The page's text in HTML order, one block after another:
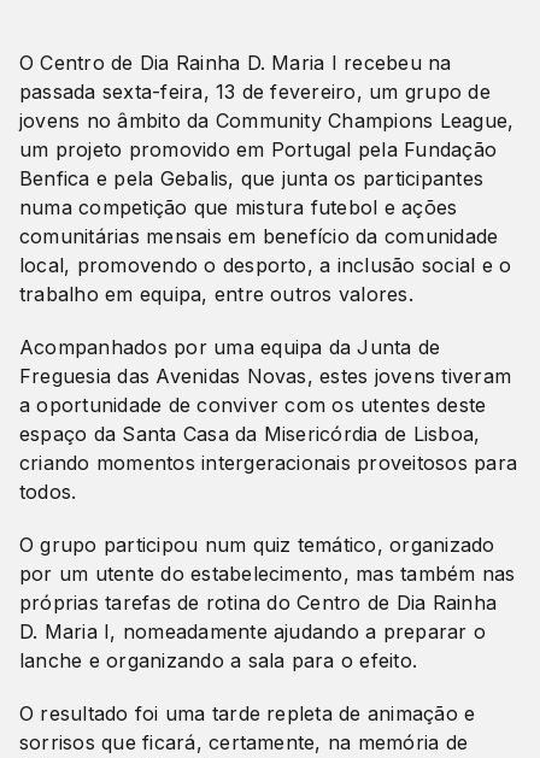
O Centro de Dia Rainha D. Maria I recebeu na
passada sexta-feira, 13 de fevereiro, um grupo de
jovens no âmbito da Community Champions League,
um projeto promovido em Portugal pela Fundação
Benfica e pela Gebalis, que junta os participantes
numa competição que mistura futebol e ações
comunitárias mensais em benefício da comunidade
local, promovendo o desporto, a inclusão social e o
trabalho em equipa, entre outros valores.
Acompanhados por uma equipa da Junta de
Freguesia das Avenidas Novas, estes jovens tiveram
a oportunidade de conviver com os utentes deste
espaço da Santa Casa da Misericórdia de Lisboa,
criando momentos intergeracionais proveitosos para
todos.
O grupo participou num quiz temático, organizado
por um utente do estabelecimento, mas também nas
próprias tarefas de rotina do Centro de Dia Rainha
D. Maria I, nomeadamente ajudando a preparar o
lanche e organizando a sala para o efeito.
O resultado foi uma tarde repleta de animação e
sorrisos que ficará, certamente, na memória de